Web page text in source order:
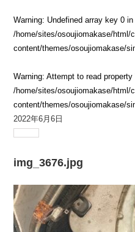
Warning: Undefined array key 0 in
/home/sites/osoujiomakase/html/
content/themes/osoujiomakase/
Warning: Attempt to read
/home/sites/osoujiomakase/html/
content/themes/osoujiomakase/
2022年6月6日
img_3676.jpg